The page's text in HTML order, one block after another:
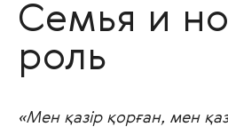
Семья и
роль
«Мен қазір қорған, мен